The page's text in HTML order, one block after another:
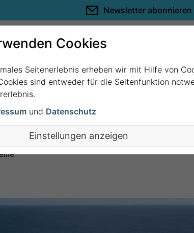
Newsletter abonnieren
ab/bis Marseille mit MSC
Cookies
Seitenerlebnis erheben wir mit Hilfe von
sind entweder für die Seitenfunktion
und Datenschutz
Einstellungen anzeigen